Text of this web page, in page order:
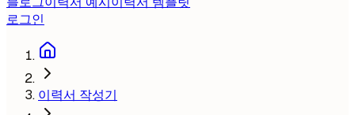
로그인
이력서 작성기